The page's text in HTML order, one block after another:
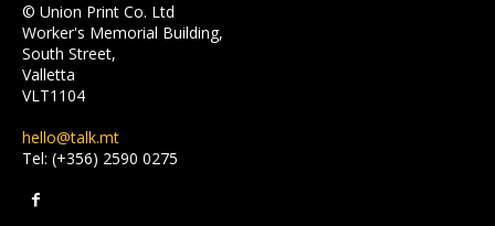
© Union Print Co. Ltd
Worker's Memorial Building,
South Street,
Valletta
VLT1104
hello@talk.mt
Tel: (+356) 2590 0275